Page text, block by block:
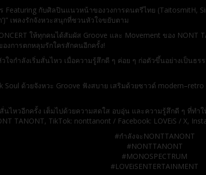
Featuring กับศิลปินแนวหน้าของวงการดนตรีไทย (TaitosmitH,
เพลงรักจังหวะสนุกที่ชวนหัวใจขยับตาม
ให้ทุกคนได้สัมผัส Groove และ Movement ของ
งการตกหลุมรักใครสักคนอีกครั้ง!
ใจกำลังเริ่มสั่นไหว เมื่อความรู้สึกดี ๆ ค่อย ๆ ก่อตัวขึ้นอย่างเป็น
ด้วยจังหวะ Groove ฟังสบาย เสริมด้วยซาวด์
ไหวอีกครั้ง เต็มไปด้วยความสดใส อบอุ่น และความรู้สึกดี ๆ ที่ทำ
TANONT, TikTok: nonttanont / Facebook: LOVEiS / X,
#กำลังจะNONTTANONT
#NONTTANONT
#MONOSPECTRUM
#LOVEiSENTERTAINMENT